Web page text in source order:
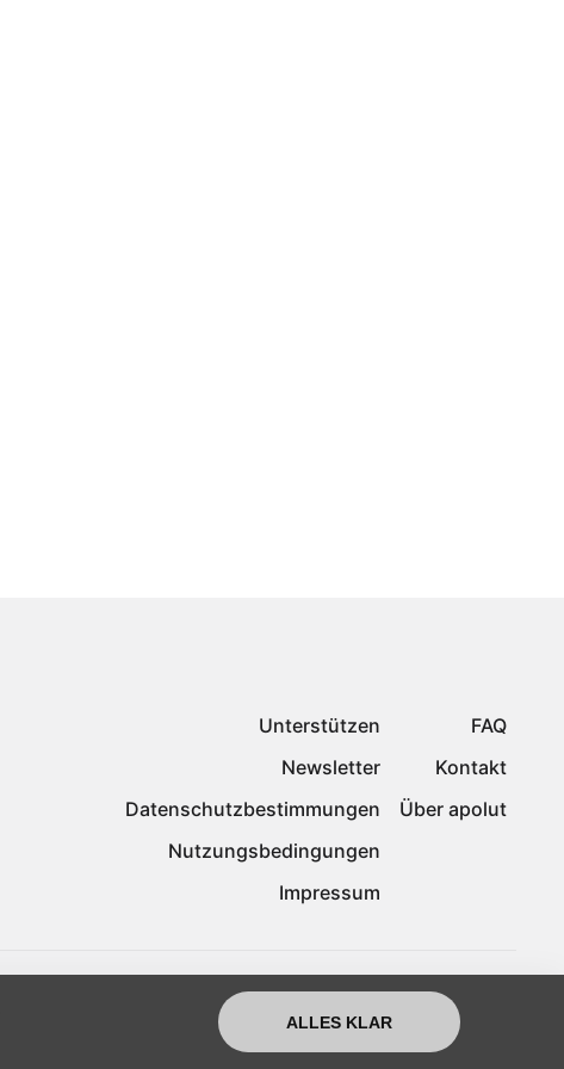
Unterstützen
Newsletter
Datenschutzbestimmungen
Nutzungsbedingungen
Impressum
FAQ
Kontakt
Über apolut
ALLES KLAR